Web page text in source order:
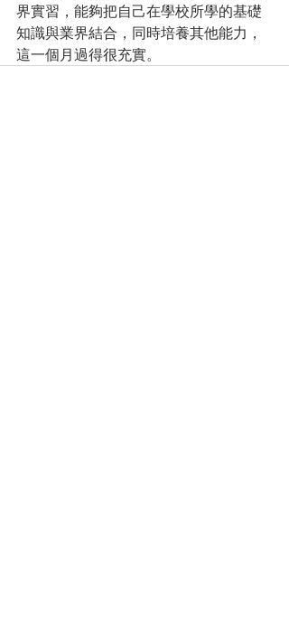
界實習，能夠把自己在學校所學的基礎
知識與業界結合，同時培養其他能力，
這一個月過得很充實。